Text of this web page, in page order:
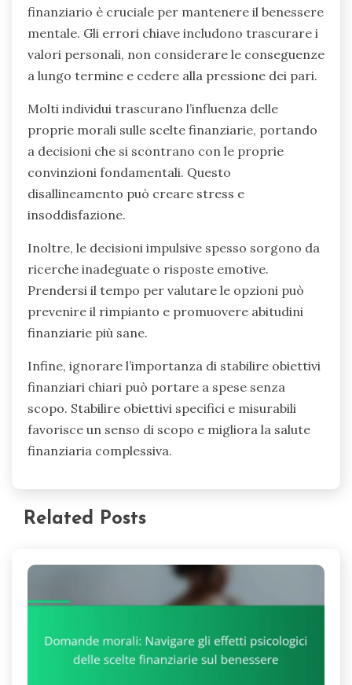
finanziario è cruciale per mantenere il benessere
mentale. Gli errori chiave includono trascurare i
valori personali, non considerare le conseguenze
a lungo termine e cedere alla pressione dei pari.
Molti individui trascurano l’influenza delle
proprie morali sulle scelte finanziarie, portando
a decisioni che si scontrano con le proprie
convinzioni fondamentali. Questo
disallineamento può creare stress e
insoddisfazione.
Inoltre, le decisioni impulsive spesso sorgono da
ricerche inadeguate o risposte emotive.
Prendersi il tempo per valutare le opzioni può
prevenire il rimpianto e promuovere abitudini
finanziarie più sane.
Infine, ignorare l’importanza di stabilire obiettivi
finanziari chiari può portare a spese senza
scopo. Stabilire obiettivi specifici e misurabili
favorisce un senso di scopo e migliora la salute
finanziaria complessiva.
Related Posts